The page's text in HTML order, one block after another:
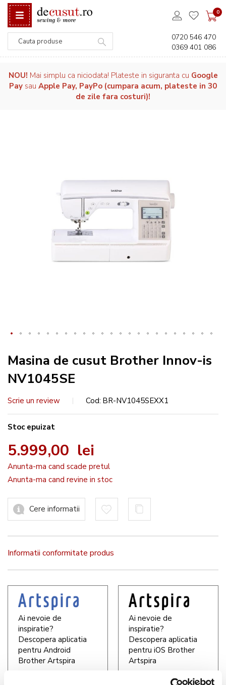
0
0720 546 470
0369 401 086
NOU! Mai simplu ca niciodata! Plateste in siguranta cu Google
Pay sau Apple Pay, PayPo (cumpara acum, plateste in 30
de zile fara costuri)!
Masina de cusut Brother Innov-is
NV1045SE
Scrie un review Cod BR-NV1045SEXX1
Stoc epuizat
5.999,00 lei
Anunta-ma cand scade pretul
Anunta-ma cand revine in stoc
Cere informatii
Informatii conformitate produs
Ai nevoie de
inspiratie?
Descopera aplicatia
pentru Android
Brother Artspira
Ai nevoie de
inspiratie?
Descopera aplicatia
pentru iOS Brother
Artspira